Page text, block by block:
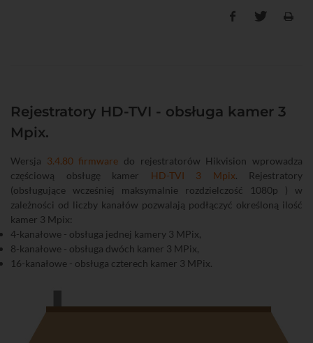
Rejestratory HD-TVI - obsługa kamer 3
Mpix.
Wersja 3.4.80 firmware do rejestratorów Hikvision wprowadza
częściową obsługę kamer HD-TVI 3 Mpix. Rejestratory
(obsługujące wcześniej maksymalnie rozdzielczość 1080p ) w
zależności od liczby kanałów pozwalają podłączyć określoną ilość
kamer 3 Mpix:
4-kanałowe - obsługa jednej kamery 3 MPix,
8-kanałowe - obsługa dwóch kamer 3 MPix,
16-kanałowe - obsługa czterech kamer 3 MPix.